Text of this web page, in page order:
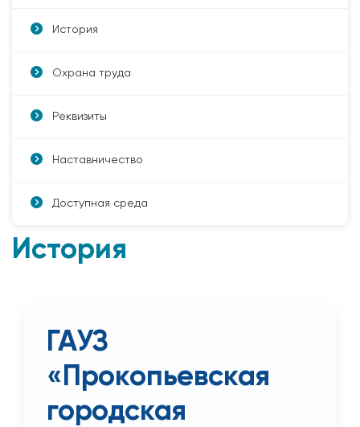
История
Охрана труда
Реквизиты
Наставничество
Доступная среда
История
ГАУЗ
«Прокопьевская
городская